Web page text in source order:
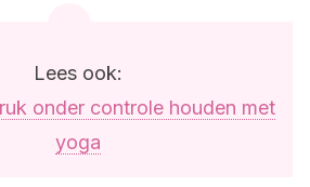
Lees ook:
onder controle houden met
yoga